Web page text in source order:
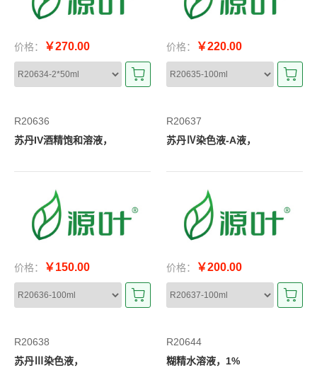
价格： ￥270.00 价格： ￥220.00
R20636
苏丹IV酒精饱和溶液，
价格： ￥150.00
R20637
苏丹Ⅳ染色液-A液，
价格： ￥200.00
R20638
苏丹Ⅲ染色液，
R20644
糊精水溶液，1%